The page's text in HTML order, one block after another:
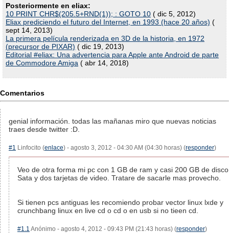
Posteriormente en eliax:
10 PRINT CHR$(205.5+RND(1)); : GOTO 10 ( dic 5, 2012)
Eliax prediciendo el futuro del Internet, en 1993 (hace 20 años) (
sept 14, 2013)
La primera película renderizada en 3D de la historia, en 1972
(precursor de PIXAR) ( dic 19, 2013)
Editorial #eliax: Una advertencia para Apple ante Android de parte
de Commodore Amiga ( abr 14, 2018)
Comentarios
genial información. todas las mañanas miro que nuevas noticias
traes desde twitter :D.
#1 Linfocito (enlace) - agosto 3, 2012 - 04:30 AM (04:30 horas) (responder)
Veo de otra forma mi pc con 1 GB de ram y casi 200 GB de disco
Sata y dos tarjetas de video. Tratare de sacarle mas provecho.
Si tienen pcs antiguas les recomiendo probar vector linux lxde y
crunchbang linux en live cd o cd o en usb si no tieen cd.
#1.1 Anónimo - agosto 4, 2012 - 09:43 PM (21:43 horas) (responder)